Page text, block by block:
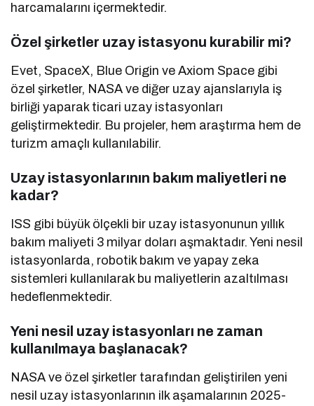
harcamalarını içermektedir.
Özel şirketler uzay istasyonu kurabilir mi?
Evet, SpaceX, Blue Origin ve Axiom Space gibi
özel şirketler, NASA ve diğer uzay ajanslarıyla iş
birliği yaparak ticari uzay istasyonları
geliştirmektedir. Bu projeler, hem araştırma hem de
turizm amaçlı kullanılabilir.
Uzay istasyonlarının bakım maliyetleri ne
kadar?
ISS gibi büyük ölçekli bir uzay istasyonunun yıllık
bakım maliyeti 3 milyar doları aşmaktadır. Yeni nesil
istasyonlarda, robotik bakım ve yapay zeka
sistemleri kullanılarak bu maliyetlerin azaltılması
hedeflenmektedir.
Yeni nesil uzay istasyonları ne zaman
kullanılmaya başlanacak?
NASA ve özel şirketler tarafından geliştirilen yeni
nesil uzay istasyonlarının ilk aşamalarının 2025-